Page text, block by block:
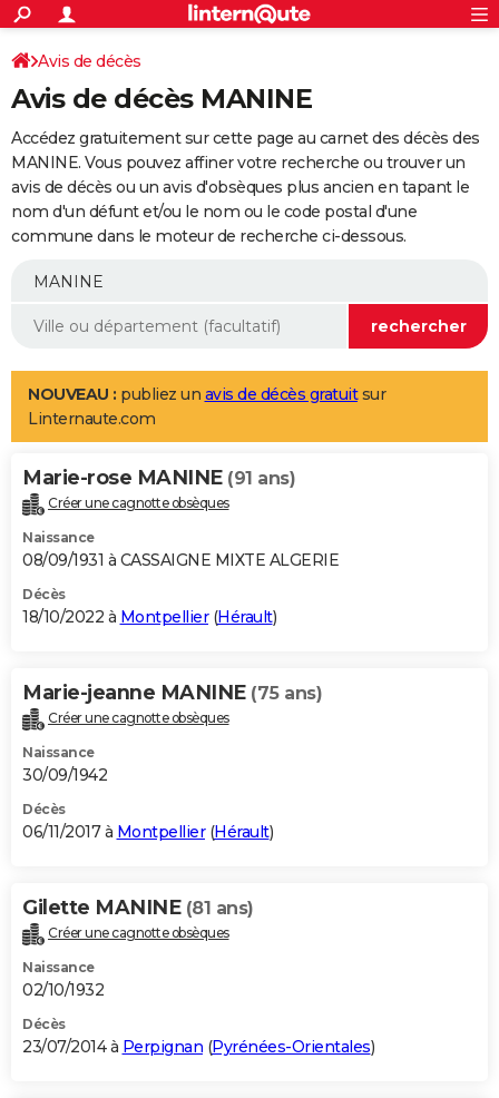
ACTUALITÉS
Politique
Société
Faits Divers
Education
Monde
Villes
+
SPORT
Coupe du monde 2026
Football
Tennis
Cyclisme
Rugby
Forum
Programme TV
TNT
Streaming
Cinéma
Sorties cinéma
Musique
+
FINANCE
Retraite
Epargne
Immobilier
Risques naturels par ville
Banque
Assurance
AUTO
Essais
Réserver un essai
Citadines
Berlines
SUV
Forum auto
+
Mobiles
Meilleur smartphone
Internet
Ordinateurs
Jeux vidéo
Guide high-tech
Aménagement intérieur
LIFESTYLE
Art de vivre
Bien-être
Loisirs
Mode
Modes de vie
Alimentation
Guide de la santé
Maladies
Médicaments
Sommeil
VOYAGE
Destinations
City break
Voyage nature
Voyage de noces
Forum
Climat
+PHOTO
GUIDES D'ACHAT
BONS PLANS
Carte de Noël
Carte Bonne année
Carte Saint-Valentin
Carte Pâques
Carte d'anniversaire
DICTIONNAIRE
Dictionnaire
Biographies
Citations
Expressions
Proverbes
PROGRAMME TV
S'inscrire
Se connecter
Lycées
Collèges
Primaires
Universités
Entreprises
Service militaire
Avis de recherche
AVIS DE DÉCÈS
Bricolage
Lifestyle
Culture
Sport
Auto
Television
Voyage
Cinema
Avis de décès
Avis de décès MANINE
Accédez gratuitement sur cette page au carnet des décès des
MANINE. Vous pouvez affiner votre recherche ou trouver un
avis de décès ou un avis d'obsèques plus ancien en tapant le
nom d'un défunt et/ou le nom ou le code postal d'une
commune dans le moteur de recherche ci-dessous.
NOUVEAU : publiez un avis de décès gratuitsur
Linternaute.com
Marie-rose MANINE (91 ans)
Créer une cagnotte obsèques
Naissance
08/09/1931 à CASSAIGNE MIXTE ALGERIE
Décès
18/10/2022 à Montpellier(Hérault)
Marie-jeanne MANINE (75 ans)
Créer une cagnotte obsèques
Naissance
30/09/1942
Décès
06/11/2017 à Montpellier(Hérault)
Gilette MANINE (81 ans)
Créer une cagnotte obsèques
Naissance
02/10/1932
Décès
23/07/2014 à Perpignan (Pyrénées-Orientales)